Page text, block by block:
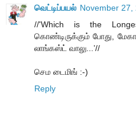
வெட்டிப்பயல் November 27,
//'Which is the
கொண்டிருக்கும் போது,
லாங்கஸ்ட் வாலு...’//
செம டைமிங் :-)
Reply